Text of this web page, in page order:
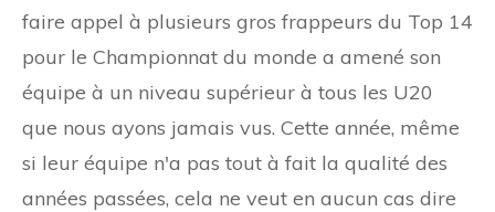
faire appel à plusieurs gros frappeurs du Top 14
pour le Championnat du monde a amené son
équipe à un niveau supérieur à tous les U20
que nous ayons jamais vus. Cette année, même
si leur équipe n'a pas tout à fait la qualité des
années passées, cela ne veut en aucun cas dire